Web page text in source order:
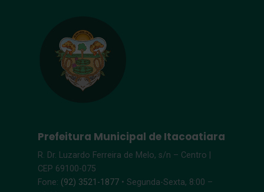
Prefeitura Municipal de Itacoatiara
R. Dr. Luzardo Ferreira de Melo, s/n – Centro |
CEP 69100-075
Fone: (92) 3521-1877 • Segunda-Sexta, 8:00 –